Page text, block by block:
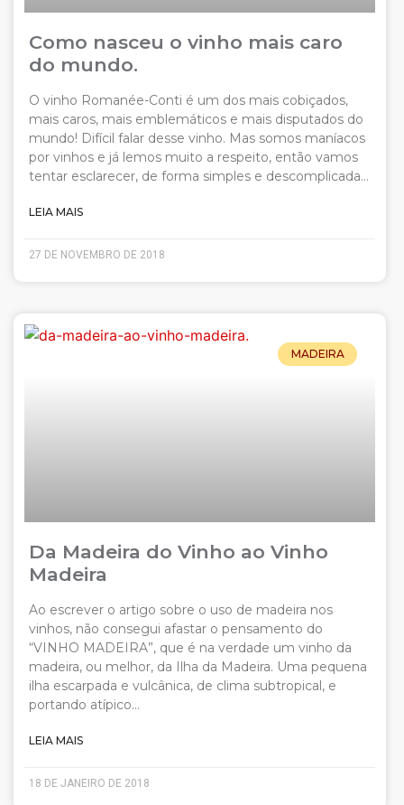
Como nasceu o vinho mais caro
do mundo.
O vinho Romanée-Conti é um dos mais cobiçados,
mais caros, mais emblemáticos e mais disputados do
mundo! Difícil falar desse vinho. Mas somos maníacos
por vinhos e já lemos muito a respeito, então vamos
tentar esclarecer, de forma simples e descomplicada…
LEIA MAIS
27 DE NOVEMBRO DE 2018
MADEIRA
Da Madeira do Vinho ao Vinho
Madeira
Ao escrever o artigo sobre o uso de madeira nos
vinhos, não consegui afastar o pensamento do
“VINHO MADEIRA”, que é na verdade um vinho da
madeira, ou melhor, da Ilha da Madeira. Uma pequena
ilha escarpada e vulcânica, de clima subtropical, e
portando atípico…
LEIA MAIS
18 DE JANEIRO DE 2018